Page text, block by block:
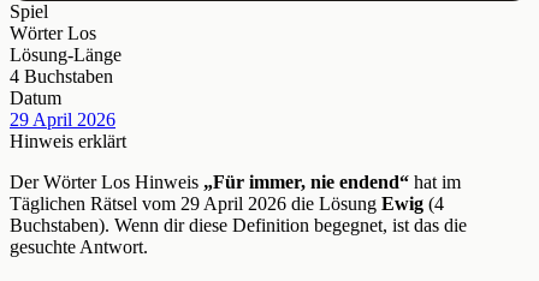
Spiel
Wörter Los
Lösung-Länge
4 Buchstaben
Datum
29 April 2026
Hinweis erklärt
Der Wörter Los Hinweis „Für immer, nie endend“ hat im
Täglichen Rätsel vom 29 April 2026 die Lösung Ewig (4
Buchstaben). Wenn dir diese Definition begegnet, ist das die
gesuchte Antwort.